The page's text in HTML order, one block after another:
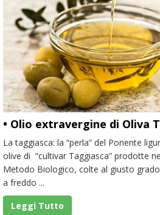
• Olio extravergine di Oliva
La taggiasca: la “perla” del Ponente
olive di “cultivar Taggiasca” prodotte
Metodo Biologico, colte al giusto
a freddo ...
Leggi Tutto